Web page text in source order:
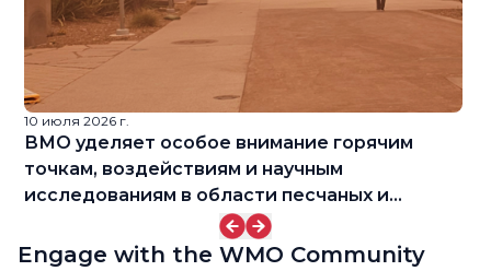
10 июля 2026 г.
ВМО уделяет особое внимание горячим
точкам, воздействиям и научным
исследованиям в области песчаных и
Engage with the WMO Community